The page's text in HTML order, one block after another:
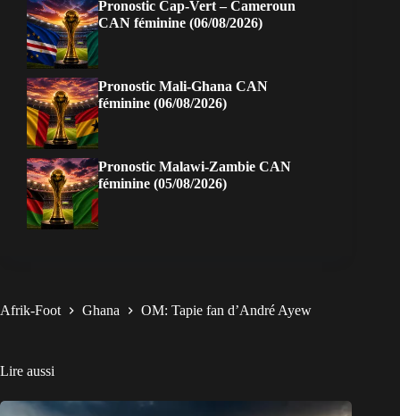
Pronostic Cap-Vert – Cameroun
CAN féminine (06/08/2026)
Pronostic Mali-Ghana CAN
féminine (06/08/2026)
Pronostic Malawi-Zambie CAN
féminine (05/08/2026)
Afrik-Foot Ghana OM: Tapie fan d’André Ayew
Lire aussi